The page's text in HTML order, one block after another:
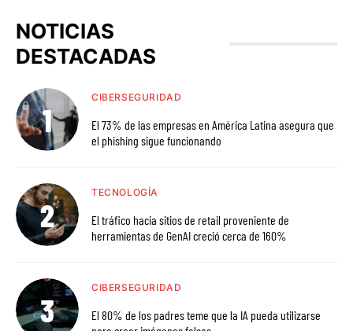
NOTICIAS
DESTACADAS
CIBERSEGURIDAD
El 73% de las empresas en América Latina asegura que
el phishing sigue funcionando
TECNOLOGÍA
El tráfico hacia sitios de retail proveniente de
herramientas de GenAI creció cerca de 160%
CIBERSEGURIDAD
El 80% de los padres teme que la IA pueda utilizarse